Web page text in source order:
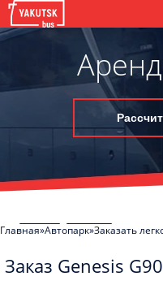
Главная Автопарк Заказать
Заказ Genesis